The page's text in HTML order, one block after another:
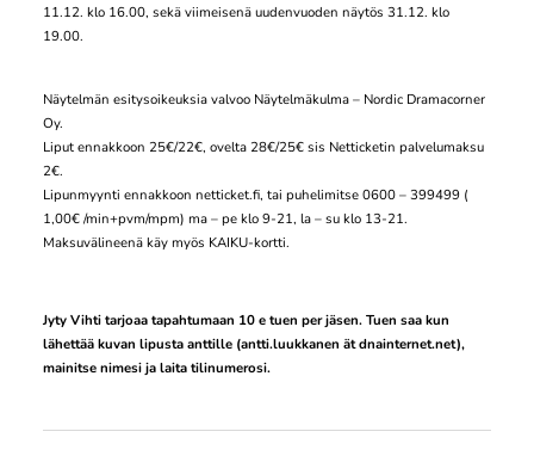
11.12. klo 16.00, sekä viimeisenä uudenvuoden näytös 31.12. klo
19.00.
Näytelmän esitysoikeuksia valvoo Näytelmäkulma – Nordic Dramacorner
Oy.
Liput ennakkoon 25€/22€, ovelta 28€/25€ sis Netticketin palvelumaksu
2€.
Lipunmyynti ennakkoon netticket.fi, tai puhelimitse 0600 – 399499 (
1,00€ /min+pvm/mpm) ma – pe klo 9-21, la – su klo 13-21.
Maksuvälineenä käy myös KAIKU-kortti.
Jyty Vihti tarjoaa tapahtumaan 10 e tuen per jäsen. Tuen saa kun
lähettää kuvan lipusta anttille (antti.luukkanen ät dnainternet.net),
mainitse nimesi ja laita tilinumerosi.